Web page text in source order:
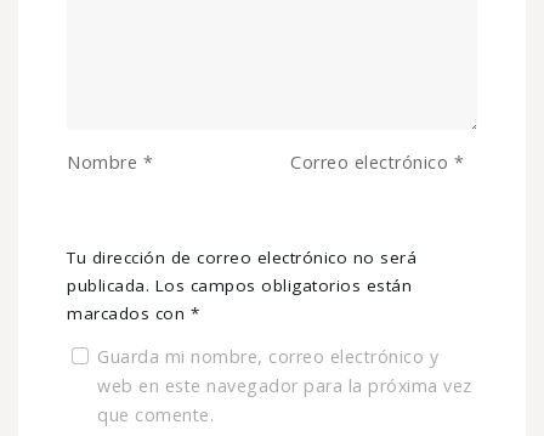
Tu dirección de correo electrónico no será
publicada. Los campos obligatorios están
marcados con *
Nombre * Correo electrónico *
Guarda mi nombre, correo electrónico y
web en este navegador para la próxima vez
que comente.